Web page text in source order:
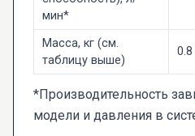
мин*
Масса, кг (см.
таблицу выше)
*Производительность
модели и давления в